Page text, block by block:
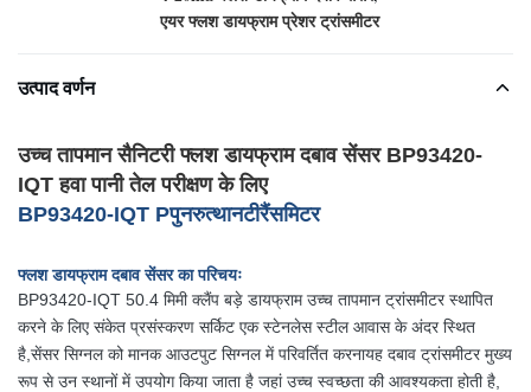
एयर फ्लश डायफ्राम प्रेशर ट्रांसमीटर
उत्पाद वर्णन
उच्च तापमान सैनिटरी फ्लश डायफ्राम दबाव सेंसर BP93420-
IQT हवा पानी तेल परीक्षण के लिए
BP93420-IQT Pपुनरुत्थानटीरैंसमिटर
फ्लश डायफ्राम दबाव सेंसर का परिचयः
BP93420-IQT 50.4 मिमी क्लैंप बड़े डायफ्राम उच्च तापमान ट्रांसमीटर स्थापित
करने के लिए संकेत प्रसंस्करण सर्किट एक स्टेनलेस स्टील आवास के अंदर स्थित
है,सेंसर सिग्नल को मानक आउटपुट सिग्नल में परिवर्तित करनायह दबाव ट्रांसमीटर मुख्य
रूप से उन स्थानों में उपयोग किया जाता है जहां उच्च स्वच्छता की आवश्यकता होती है,